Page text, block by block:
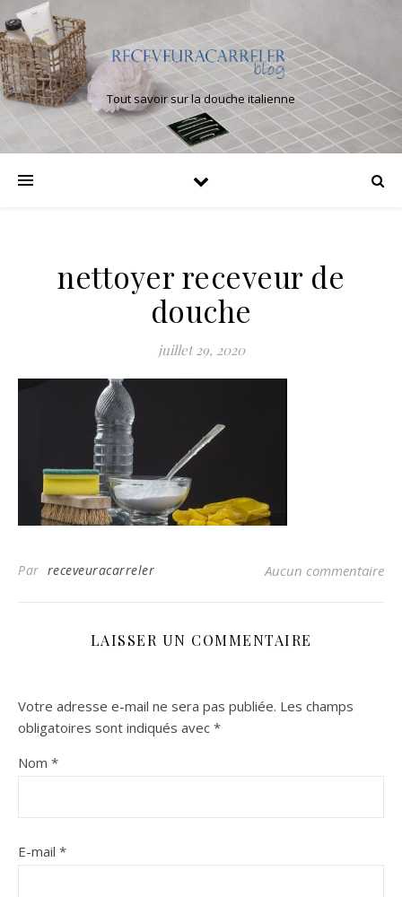
Tout savoir sur la douche italienne
nettoyer receveur de
douche
juillet 29, 2020
Par receveuracarreler Aucun commentaire
LAISSER UN COMMENTAIRE
Votre adresse e-mail ne sera pas publiée. Les champs
obligatoires sont indiqués avec *
Nom *
E-mail *